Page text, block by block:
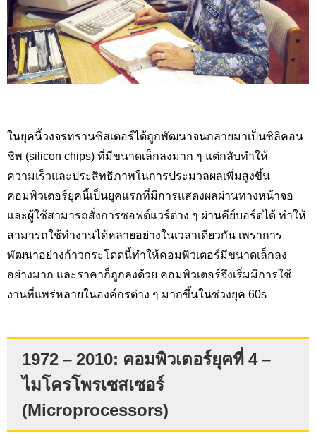
ในยุคนี้วงจรทรานซิสเตอร์ได้ถูกพัฒนาจนกลายมาเป็นซิลิคอน
ชิพ (silicon chips) ที่มีขนาดเล็กลงมาก ๆ แต่กลับทำให้
ความเร็วและประสิทธิภาพในการประมวลผลเพิ่มสูงขึ้น
คอมพิวเตอร์ยุคนี้เป็นยุคแรกที่มีการแสดงผลผ่านทางหน้าจอ
และผู้ใช้สามารถสั่งการซอฟต์แวร์ต่าง ๆ ผ่านคีย์บอร์ดได้ ทำให้
สามารถใช้ทำงานได้หลายอย่างในเวลาเดียวกัน เพราการ
พัฒนาอย่างก้าวกระโดดนี้ทำให้คอมพิวเตอร์มีขนาดเล็กลง
อย่างมาก และราคาก็ถูกลงด้วย คอมพิวเตอร์จึงเริ่มมีการใช้
งานที่แพร่หลายในองค์กรต่าง ๆ มากขึ้นในช่วงยุค 60s
1972 – 2010: คอมพิวเตอร์ยุคที่ 4 –
ไมโครโพรเซสเซอร์
(Microprocessors)